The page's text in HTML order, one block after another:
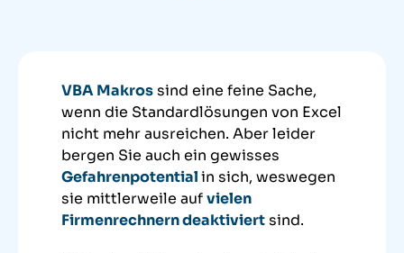
VBA Makrossind eine feine Sache,
wenn die Standardlösungen von Excel
nicht mehr ausreichen. Aber leider
bergen Sie auch ein gewisses
Gefahrenpotentialin sich, weswegen
sie mittlerweile aufvielen
Firmenrechnern deaktiviertsind.